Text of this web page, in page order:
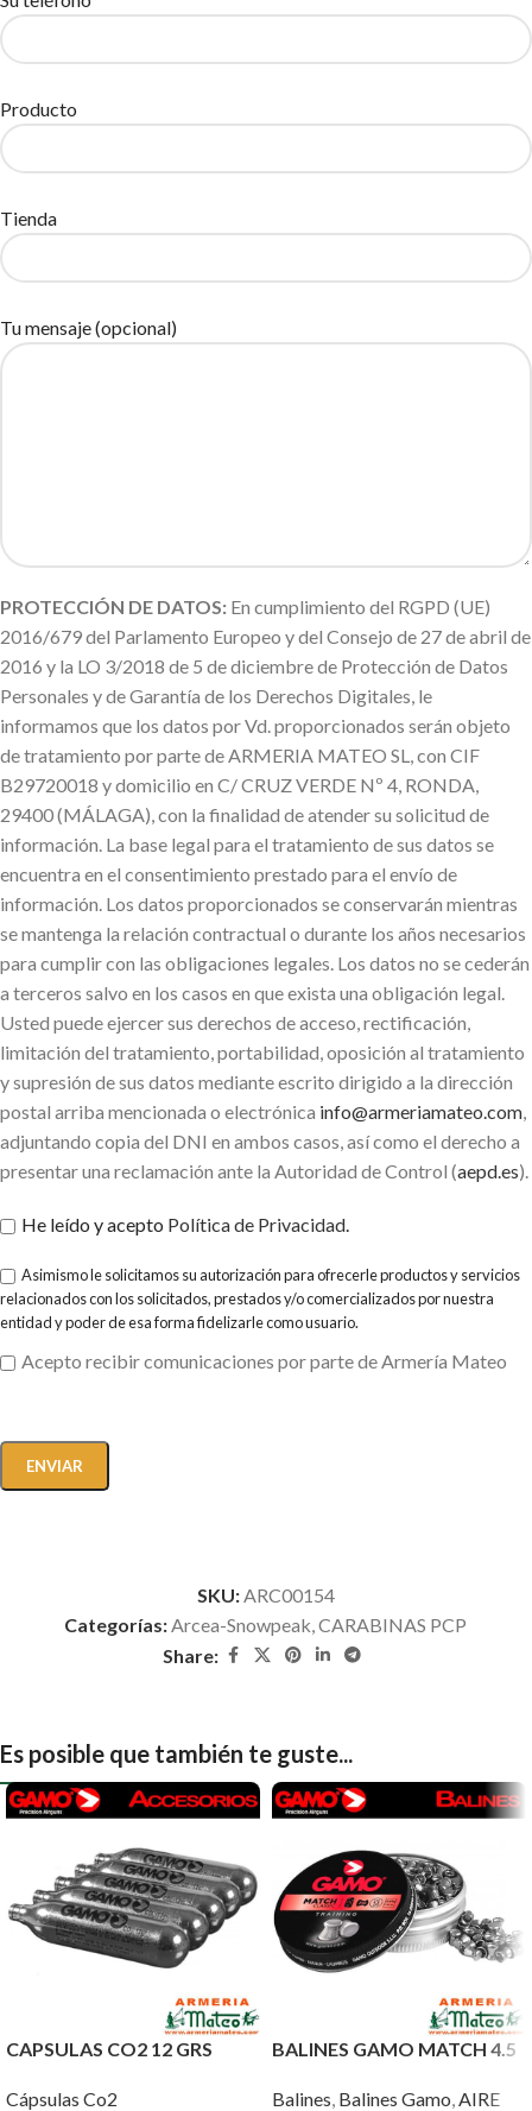
Producto
Tienda
Tu mensaje (opcional)
PROTECCIÓN DE DATOS: En cumplimiento del RGPD (UE)
2016/679 del Parlamento Europeo y del Consejo de 27 de abril de
2016 y la LO 3/2018 de 5 de diciembre de Protección de Datos
Personales y de Garantía de los Derechos Digitales, le
informamos que los datos por Vd. proporcionados serán objeto
de tratamiento por parte de ARMERIA MATEO SL, con CIF
B29720018 y domicilio en C/ CRUZ VERDE Nº 4, RONDA,
29400 (MÁLAGA), con la finalidad de atender su solicitud de
información. La base legal para el tratamiento de sus datos se
encuentra en el consentimiento prestado para el envío de
información. Los datos proporcionados se conservarán mientras
se mantenga la relación contractual o durante los años necesarios
para cumplir con las obligaciones legales. Los datos no se cederán
a terceros salvo en los casos en que exista una obligación legal.
Usted puede ejercer sus derechos de acceso, rectificación,
limitación del tratamiento, portabilidad, oposición al tratamiento
y supresión de sus datos mediante escrito dirigido a la dirección
postal arriba mencionada o electrónica info@armeriamateo.com,
adjuntando copia del DNI en ambos casos, así como el derecho a
presentar una reclamación ante la Autoridad de Control (aepd.es).
He leído y acepto Política de Privacidad.
Asimismo le solicitamos su autorización para ofrecerle productos y servicios
relacionados con los solicitados, prestados y/o comercializados por nuestra
entidad y poder de esa forma fidelizarle como usuario.
Acepto recibir comunicaciones por parte de Armería Mateo
SKU:ARC00154
Categorías:Arcea-Snowpeak,CARABINAS PCP
Share:
Es posible que también te guste...
CAPSULAS CO2 12 GRS
Cápsulas Co2
BALINES GAMO MATCH 4.5
Balines, Balines Gamo,AIRE